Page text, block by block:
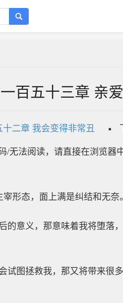
百五十三章 亲
十二章 我会变得非常丑
/无法阅读，请直接在浏览器
形态，面上满是纠结和无奈。
的意义，那意味着我将堕落
试图拯救我，那又将带来很